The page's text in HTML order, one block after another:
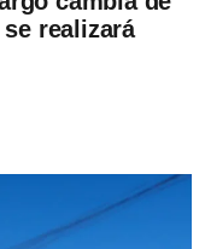
realizará